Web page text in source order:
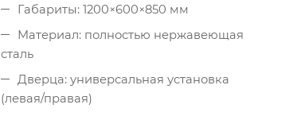
Габариты: 1200×600×850 мм
Материал: полностью нержавеющая
сталь
Дверца: универсальная установка
(левая/правая)